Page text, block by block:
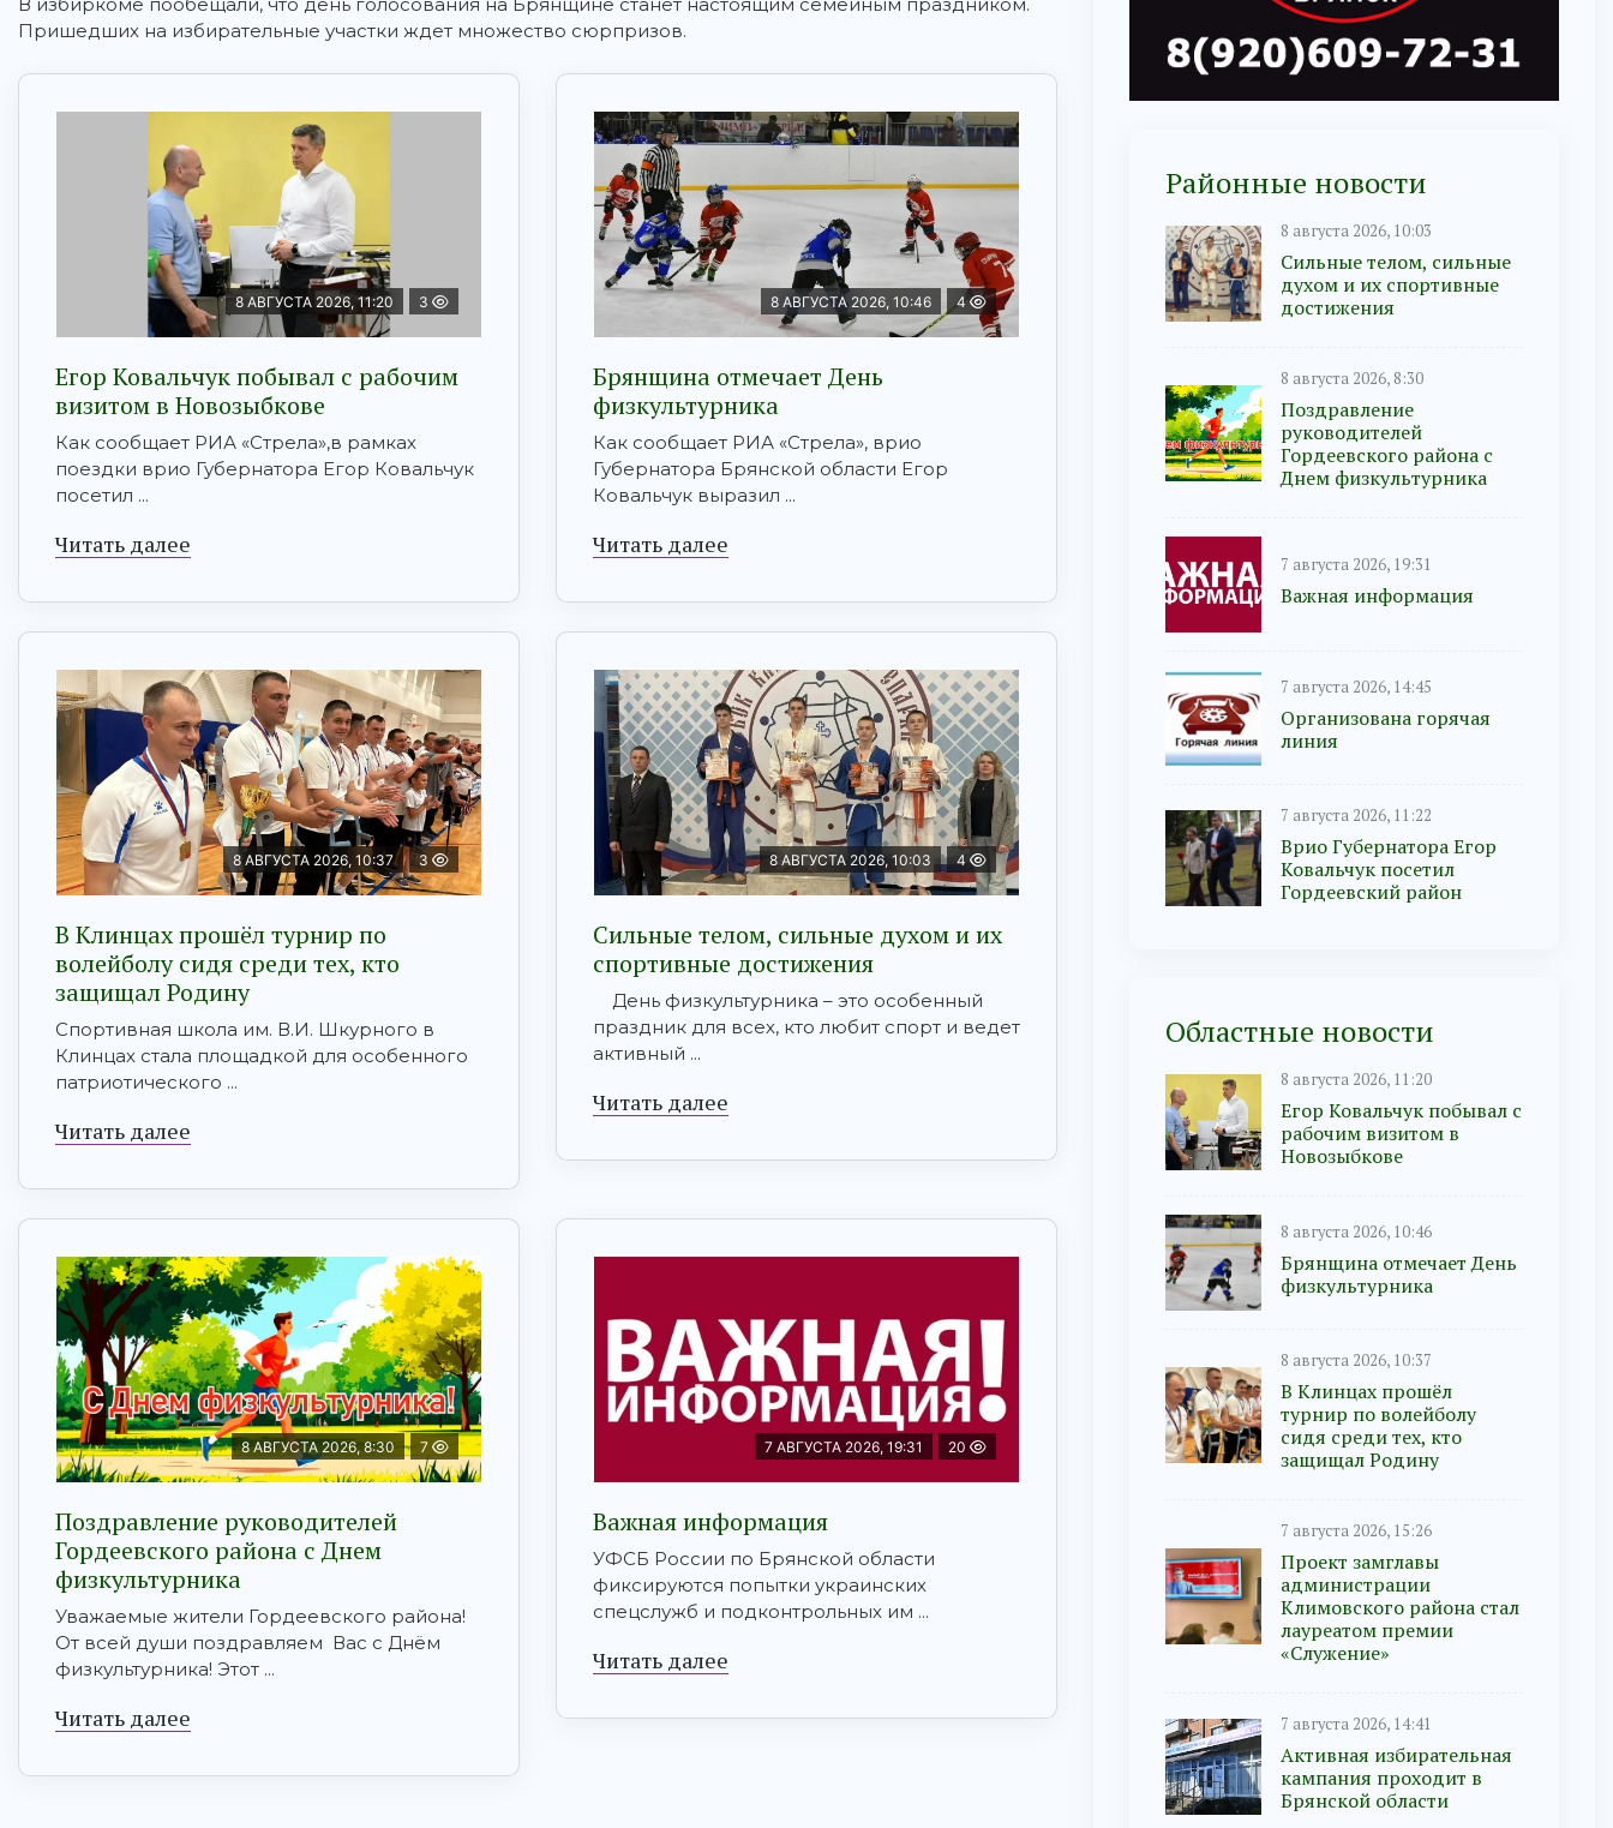
В избиркоме пообещали, что день голосования на Брянщине станет настоящим семейным праздником.
Пришедших на избирательные участки ждет множество сюрпризов.
8 АВГУСТА 2026, 11:20 3
Егор Ковальчук побывал с рабочим
визитом в Новозыбкове
Как сообщает РИА «Стрела»,в рамках
поездки врио Губернатора Егор Ковальчук
посетил ...
Читать далее
8 АВГУСТА 2026, 10:46 4
Брянщина отмечает День
физкультурника
Как сообщает РИА «Стрела», врио
Губернатора Брянской области Егор
Ковальчук выразил ...
Читать далее
8 АВГУСТА 2026, 10:37 3
В Клинцах прошёл турнир по
волейболу сидя среди тех, кто
защищал Родину
Спортивная школа им. В.И. Шкурного в
Клинцах стала площадкой для особенного
патриотического ...
Читать далее
8 АВГУСТА 2026, 10:03 4
Сильные телом, сильные духом и их
спортивные достижения
День физкультурника – это особенный
праздник для всех, кто любит спорт и ведет
активный ...
Читать далее
8 АВГУСТА 2026, 8:30 7
Поздравление руководителей
Гордеевского района с Днем
физкультурника
Уважаемые жители Гордеевского района!
От всей души поздравляем Вас с Днём
физкультурника! Этот ...
Читать далее
7 АВГУСТА 2026, 19:31 20
Важная информация
УФСБ России по Брянской области
фиксируются попытки украинских
спецслужб и подконтрольных им ...
Читать далее
Районные новости
8 августа 2026, 10:03
Сильные телом, сильные
духом и их спортивные
достижения
8 августа 2026, 8:30
Поздравление
руководителей
Гордеевского района с
Днем физкультурника
7 августа 2026, 19:31
Важная информация
7 августа 2026, 14:45
Организована горячая
линия
7 августа 2026, 11:22
Врио Губернатора Егор
Ковальчук посетил
Гордеевский район
Областные новости
8 августа 2026, 11:20
Егор Ковальчук побывал с
рабочим визитом в
Новозыбкове
8 августа 2026, 10:46
Брянщина отмечает День
физкультурника
8 августа 2026, 10:37
В Клинцах прошёл
турнир по волейболу
сидя среди тех, кто
защищал Родину
7 августа 2026, 15:26
Проект замглавы
администрации
Климовского района стал
лауреатом премии
«Служение»
7 августа 2026, 14:41
Активная избирательная
кампания проходит в
Брянской области